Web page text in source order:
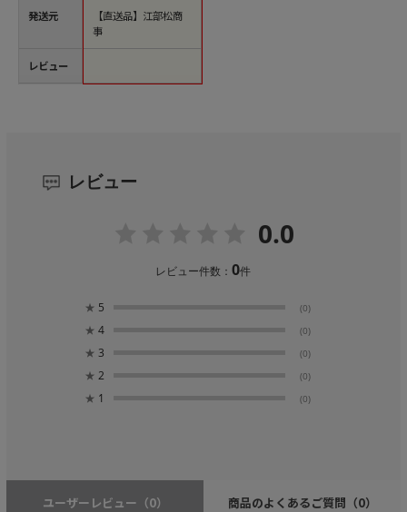
発送元
レビュー
【直送品】江部松商
事
レビュー
0.0
レビュー件数：0件
★ 5 (0)
★ 4 (0)
★ 3 (0)
★ 2 (0)
★ 1 (0)
ユーザーレビュー （0） 商品のよくあるご質問 （0）